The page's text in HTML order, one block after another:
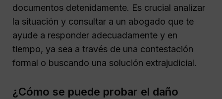
documentos detenidamente. Es crucial analizar
la situación y consultar a un abogado que te
ayude a responder adecuadamente y en
tiempo, ya sea a través de una contestación
formal o buscando una solución extrajudicial.
¿Cómo se puede probar el daño